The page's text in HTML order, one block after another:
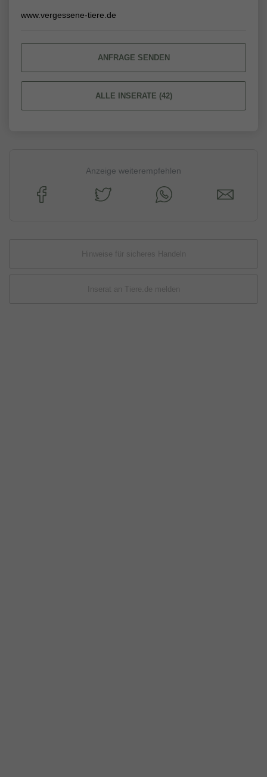
www.vergessene-tiere.de
ANFRAGE SENDEN
ALLE INSERATE (42)
Anzeige weiterempfehlen
Hinweise für sicheres Handeln
Inserat an Tiere.de melden